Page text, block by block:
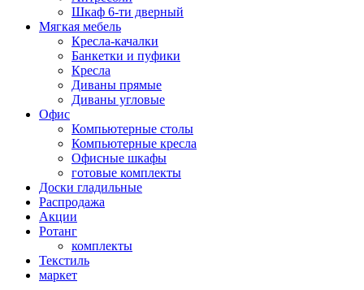
Шкаф 6-ти дверный
Мягкая мебель
Кресла-качалки
Банкетки и пуфики
Кресла
Диваны прямые
Диваны угловые
Офис
Компьютерные столы
Компьютерные кресла
Офисные шкафы
готовые комплекты
Доски гладильные
Распродажа
Акции
Ротанг
комплекты
Текстиль
маркет